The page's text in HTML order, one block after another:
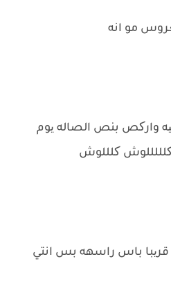
مو انه
وارکص بنص الصاله یوم
کلللوش
قریبا باس راسهه بس انتي